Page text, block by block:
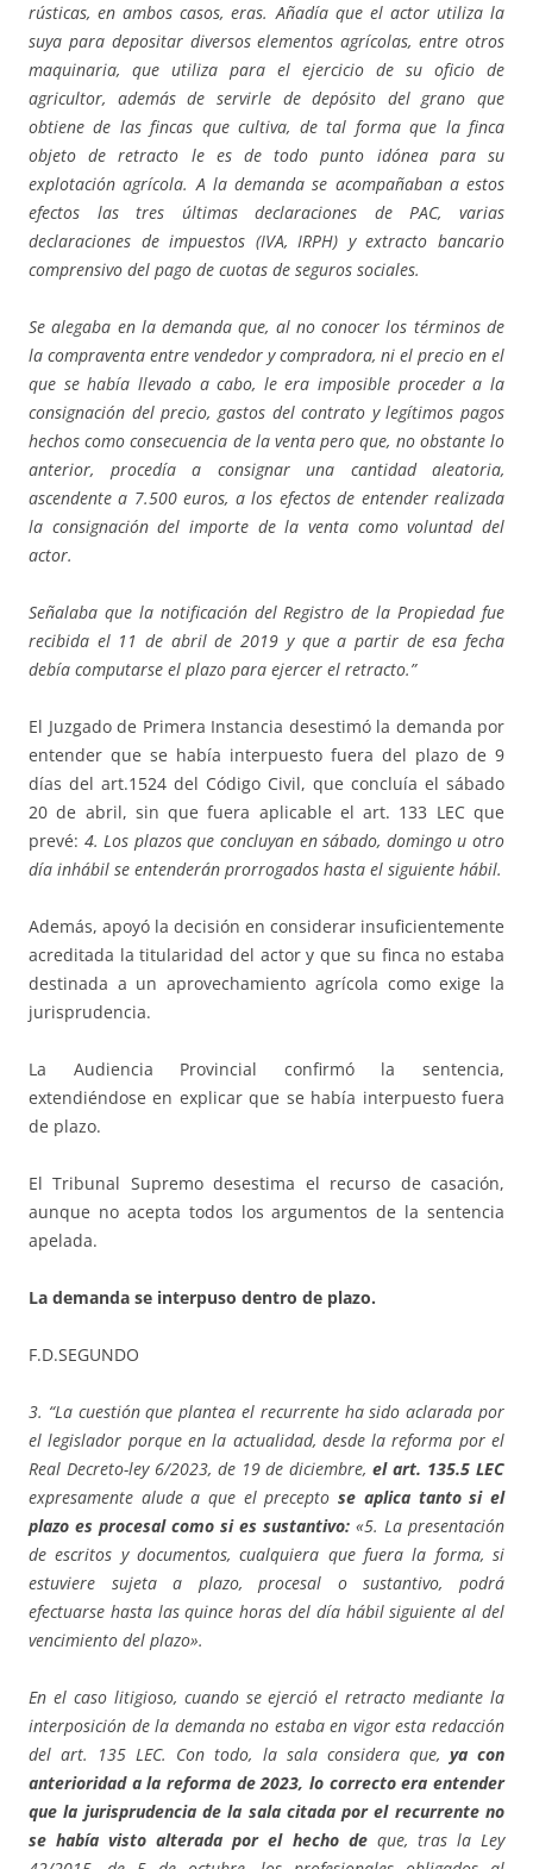
rústicas, en ambos casos, eras. Añadía que el actor utiliza la
suya para depositar diversos elementos agrícolas, entre otros
maquinaria, que utiliza para el ejercicio de su oficio de
agricultor, además de servirle de depósito del grano que
obtiene de las fincas que cultiva, de tal forma que la finca
objeto de retracto le es de todo punto idónea para su
explotación agrícola. A la demanda se acompañaban a estos
efectos las tres últimas declaraciones de PAC, varias
declaraciones de impuestos (IVA, IRPH) y extracto bancario
comprensivo del pago de cuotas de seguros sociales.
Se alegaba en la demanda que, al no conocer los términos de
la compraventa entre vendedor y compradora, ni el precio en el
que se había llevado a cabo, le era imposible proceder a la
consignación del precio, gastos del contrato y legítimos pagos
hechos como consecuencia de la venta pero que, no obstante lo
anterior, procedía a consignar una cantidad aleatoria,
ascendente a 7.500 euros, a los efectos de entender realizada
la consignación del importe de la venta como voluntad del
actor.
Señalaba que la notificación del Registro de la Propiedad fue
recibida el 11 de abril de 2019 y que a partir de esa fecha
debía computarse el plazo para ejercer el retracto.”
El Juzgado de Primera Instancia desestimó la demanda por
entender que se había interpuesto fuera del plazo de 9
días del art.1524 del Código Civil, que concluía el sábado
20 de abril, sin que fuera aplicable el art. 133 LEC que
prevé: 4. Los plazos que concluyan en sábado, domingo u otro
día inhábil se entenderán prorrogados hasta el siguiente hábil.
Además, apoyó la decisión en considerar insuficientemente
acreditada la titularidad del actor y que su finca no estaba
destinada a un aprovechamiento agrícola como exige la
jurisprudencia.
La Audiencia Provincial confirmó la sentencia,
extendiéndose en explicar que se había interpuesto fuera
de plazo.
El Tribunal Supremo desestima el recurso de casación,
aunque no acepta todos los argumentos de la sentencia
apelada.
La demanda se interpuso dentro de plazo.
F.D.SEGUNDO
3. “La cuestión que plantea el recurrente ha sido aclarada por
el legislador porque en la actualidad, desde la reforma por el
Real Decreto-ley 6/2023, de 19 de diciembre,el art. 135.5 LEC
expresamente alude a que el preceptose aplica tanto si el
plazo es procesal como si es sustantivo: «5. La presentación
de escritos y documentos, cualquiera que fuera la forma, si
estuviere sujeta a plazo, procesal o sustantivo, podrá
efectuarse hasta las quince horas del día hábil siguiente al del
vencimiento del plazo».
En el caso litigioso, cuando se ejerció el retracto mediante la
interposición de la demanda no estaba en vigor esta redacción
del art. 135 LEC. Con todo, la sala considera que, ya con
anterioridad a la reforma de 2023, lo correcto era entender
que la jurisprudencia de la sala citada por el recurrente no
se había visto alterada por el hecho deque, tras la Ley